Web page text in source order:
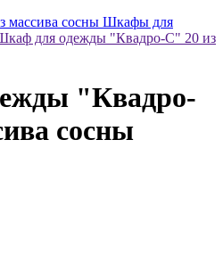
массива сосны Шкафы для
для одежды "Квадро-С" 20 из
"Квадро-
сосны